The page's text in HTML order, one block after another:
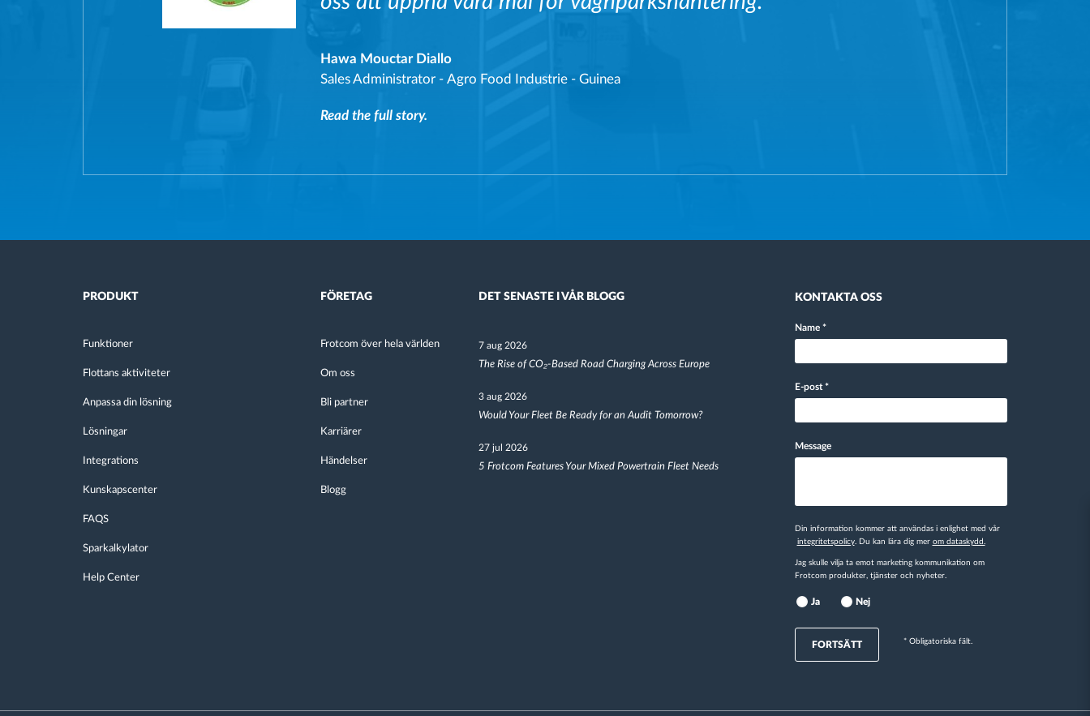
Hawa Mouctar Diallo
Sales Administrator - Agro Food Industrie - Guinea
Read the full story.
PRODUKT
Funktioner
Flottans aktiviteter
Anpassa din lösning
Lösningar
Integrations
Kunskapscenter
FAQS
Sparkalkylator
Help Center
FÖRETAG
Frotcom över hela världen
Om oss
Bli partner
Karriärer
Händelser
Blogg
DET SENASTE I VÅR BLOGG
7 aug 2026
The Rise of CO₂-Based Road Charging Across Europe
3 aug 2026
Would Your Fleet Be Ready for an Audit Tomorrow?
27 jul 2026
5 Frotcom Features Your Mixed Powertrain Fleet Needs
KONTAKTA OSS
Name *
E-post*
Message
Din information kommer att användas i enlighet med vår
integritetspolicy. Du kan lära dig mer om dataskydd.
Jag skulle vilja ta emot marketing kommunikation om
Frotcom produkter, tjänster och nyheter.
Ja Nej
FORTSÄTT * Obligatoriska fält.